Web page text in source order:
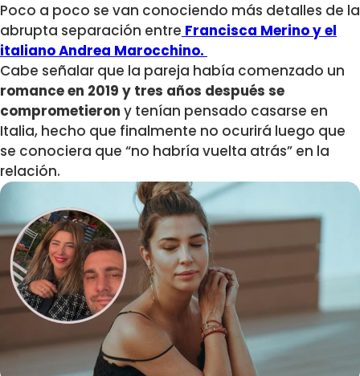
Poco a poco se van conociendo más detalles de la
abrupta separación entre Francisca Merino y el
italiano Andrea Marocchino.
Cabe señalar que la pareja había comenzado un
romance en 2019 y tres años después se
comprometieron y tenían pensado casarse en
Italia, hecho que finalmente no ocurirá luego que
se conociera que “no habría vuelta atrás” en la
relación.